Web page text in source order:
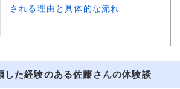
される理由と具体的な流れ
した経験のある佐藤さんの体験談